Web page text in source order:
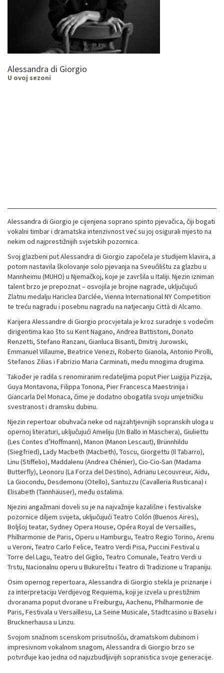
Alessandra di Giorgio
U ovoj sezoni
Alessandra di Giorgio je cijenjena soprano spinto pjevačica, čiji bogati
vokalni timbar i dramatska intenzivnost već su joj osigurali mjesto na
nekim od najprestižnijih svjetskih pozornica.
Svoj glazbeni put Alessandra di Giorgio započela je studijem klavira, a
potom nastavila školovanje solo pjevanja na Sveučilištu za glazbu u
Mannheimu (MUHO) u Njemačkoj, koje je završila u Italiji. Njezin izniman
talent brzo je prepoznat – osvojila je brojne nagrade, uključujući
Zlatnu medalju Hariclea Darclée, Vienna International NY Competition
te treću nagradu i posebnu nagradu na natjecanju Città di Alcamo.
Karijera Alessandre di Giorgio procvjetala je kroz suradnje s vodećim
dirigentima kao što su Kent Nagano, Andrea Battistoni, Donato
Renzetti, Stefano Ranzani, Gianluca Bisanti, Dmitrij Jurowski,
Emmanuel Villaume, Beatrice Venezi, Roberto Gianola, Antonio Pirolli,
Stefanos Zilias i Fabrizio Maria Carminati, među mnogima drugima.
Također je radila s renomiranim redateljima poput Pier Luigija Pizzija,
Guya Montavona, Filippa Tonona, Pier Francesca Maestrinija i
Giancarla Del Monaca, čime je dodatno obogatila svoju umjetničku
svestranost i dramsku dubinu.
Njezin repertoar obuhvaća neke od najzahtjevnijih sopranskih uloga u
opernoj literaturi, uključujući Ameliju (Un Ballo in Maschera), Giuliettu
(Les Contes d’Hoffmann), Manon (Manon Lescaut), Brünnhildu
(Siegfried), Lady Macbeth (Macbeth), Toscu, Giorgettu (Il Tabarro),
Linu (Stiffelio), Maddalenu (Andrea Chénier), Cio-Cio-San (Madama
Butterfly), Leonoru (La Forza del Destino), Adrianu Lecouvreur, Aidu,
La Giocondu, Desdemonu (Otello), Santuzzu (Cavalleria Rusticana) i
Elisabeth (Tannhäuser), među ostalima.
Njezini angažmani doveli su je na najvažnije kazališne i festivalske
pozornice diljem svijeta, uključujući Teatro Colón (Buenos Aires),
Boljšoj teatar, Sydney Opera House, Opéra Royal de Versailles,
Philharmonie de Paris, Operu u Hamburgu, Teatro Regio Torino, Arenu
u Veroni, Teatro Carlo Felice, Teatro Verdi Pisa, Puccini Festival u
Torre del Lagu, Teatro del Giglio, Teatro Comunale, Teatro Verdi u
Trstu, Nacionalnu operu u Bukureštu i Teatro di Tradizione u Trapaniju.
Osim opernog repertoara, Alessandra di Giorgio stekla je priznanje i
za interpretaciju Verdijevog Requiema, koji je izvela u prestižnim
dvoranama poput dvorane u Freiburgu, Aachenu, Philharmonie de
Paris, Festivala u Versaillesu, La Seine Musicale, Stadtcasino u Baselu i
Brucknerhausa u Linzu.
Svojom snažnom scenskom prisutnošću, dramatskom dubinom i
impresivnom vokalnom snagom, Alessandra di Giorgio brzo se
potvrđuje kao jedna od najuzbudljivijih sopranistica svoje generacije.